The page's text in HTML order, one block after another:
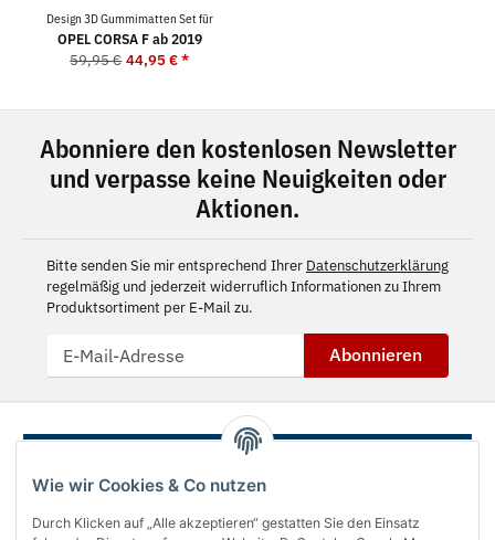
Wie wir Cookies & Co nutzen
Durch Klicken auf „Alle akzeptieren“ gestatten Sie den Einsatz
Design 3D Gummimatten Set für
OPEL CORSA F ab 2019
59,95 € 44,95 €*
Abonniere den kostenlosen Newsletter
und verpasse keine Neuigkeiten oder
Aktionen.
Bitte senden Sie mir entsprechend Ihrer Datenschutzerklärung
regelmäßig und jederzeit widerruflich Informationen zu Ihrem
Produktsortiment per E-Mail zu.
Abonnieren